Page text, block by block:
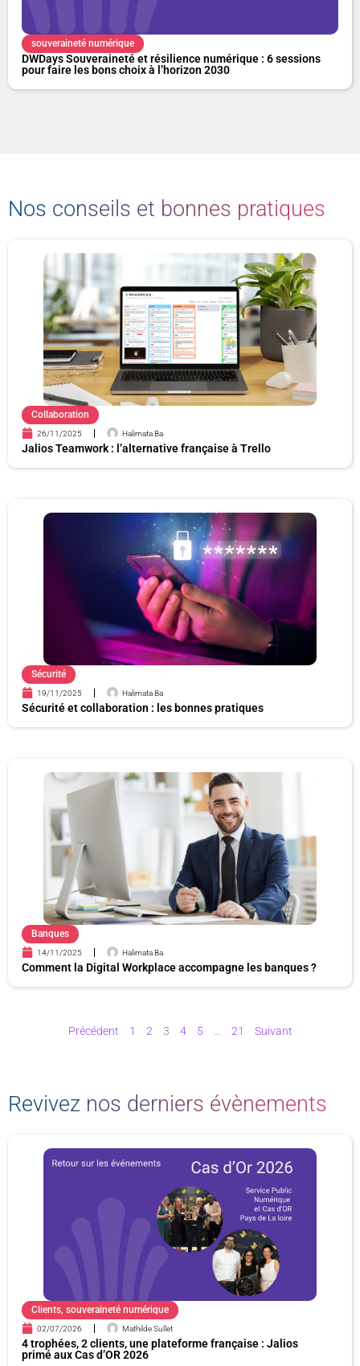
souveraineté numérique
DWDays Souveraineté et résilience numérique : 6 sessions
pour faire les bons choix à l’horizon 2030
Nos conseils et bonnes pratiques
Collaboration
26/11/2025 Halimata Ba
Jalios Teamwork : l’alternative française à Trello
Sécurité
19/11/2025 Halimata Ba
Sécurité et collaboration : les bonnes pratiques
Banques
14/11/2025 Halimata Ba
Comment la Digital Workplace accompagne les banques ?
Précédent
g
e
1
g
e
2
a
g
e
3
a
g
e
4
a
g
e
5
a
g
e
21 Suivant
Revivez nos derniers évènements
Clients, souveraineté numérique
02/07/2026 Mathilde Sullet
4 trophées, 2 clients, une plateforme française : Jalios
primé aux Cas d’OR 2026
a
e
e
e